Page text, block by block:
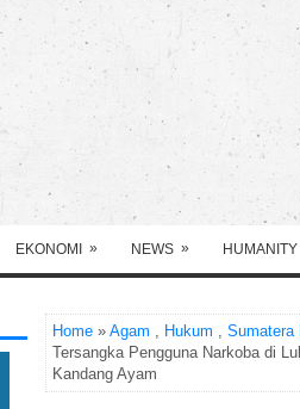
EKONOMI » NEWS » HUMANITY
Home » Agam , Hukum , Sumatera
Tersangka Pengguna Narkoba di
Kandang Ayam